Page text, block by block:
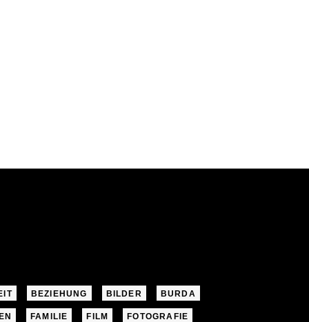
BEZIEHUNG BILDER BURDA
FAMILIE FILM FOTOGRAFIE